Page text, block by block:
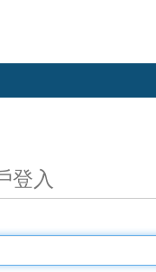
登入